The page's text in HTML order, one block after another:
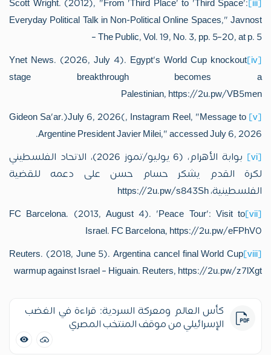
[iii]
Scott Wright. (2012), "From 'Third Place' to 'Third Space':
Everyday Political Talk in Non-Political Online Spaces," Javnost
– The Public, Vol. 19, No. 3, pp. 5–20, at p. 5
[iv]
Ynet News. (2026, July 4). Egypt's World Cup knockout
stage breakthrough becomes a
Palestinian, https://2u.pw/VB5men
[v]
Gideon Sa'ar.)July 6, 2026(, Instagram Reel, "Message to
Argentine President Javier Milei," accessed July 6, 2026.
[vi]
بوابة الأهرام، (6 يوليو/تموز 2026)، الاتحاد الفلسطيني
لكرة القدم يشكر حسام حسن على دعمه للقضية
الفلسطينية، https://2u.pw/s843Sh
[vii]
FC Barcelona. (2013, August 4). 'Peace Tour': Visit to
Israel. FC Barcelona, https://2u.pw/eFPhV0
[viii]
Reuters. (2018, June 5). Argentina cancel final World Cup
warmup against Israel – Higuain. Reuters, https://2u.pw/z7lXgt
كأس العالم ومعركة السردية: قراءة في الغضب
الإسرائيلي من موقف المنتخب المصري